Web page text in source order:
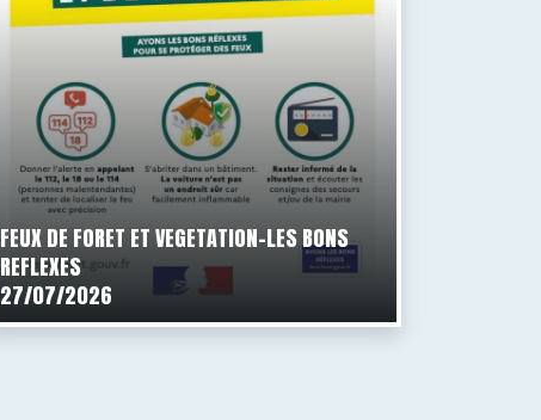
FEUX DE FORET ET VEGETATION-LES BONS
REFLEXES
27/07/2026